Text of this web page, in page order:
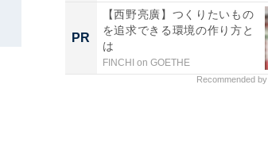
PR
【西野亮廣】つくりたいもの
を追求できる環境の作り方と
は
FINCHI on GOETHE
Recommended by